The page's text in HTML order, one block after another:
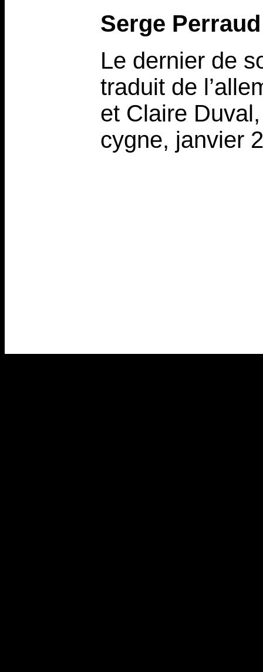
Serge Perraud
Le dernier de
traduit de
et Claire
cygne, janvier